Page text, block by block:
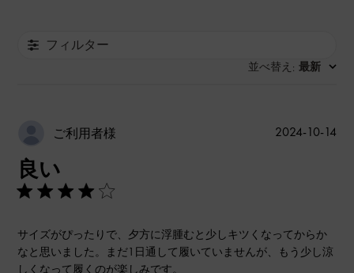
フィルター
並べ替え : 最新
ご利用者様
良い
サイズがぴったりで、夕方に浮腫むと少しキツくなってからか
なと思いました。まだ1日通して履いていませんが、もう少し涼
しくなって履くのが楽しみです。
公
2024-10-14